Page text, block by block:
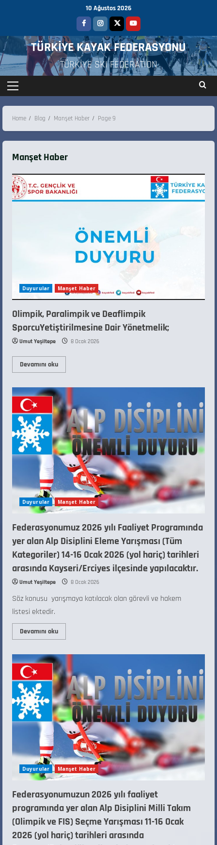
10 Ağustos 2026
TÜRKİYE KAYAK FEDERASYONU
TÜRKİYE SKI FEDERATION
Home Blog Manşet Haber Page 9
Manşet Haber
Duyurular Manşet Haber
Olimpik, Paralimpik ve Deaflimpik
SporcuYetiştirilmesine Dair Yönetmelik;
Umut Yeşiltepe 8 Ocak 2026
Devamını oku
Duyurular Manşet Haber
Federasyonumuz 2026 yılı Faaliyet Programında
yer alan Alp Disiplini Eleme Yarışması (Tüm
Kategoriler) 14-16 Ocak 2026 (yol hariç) tarihleri
arasında Kayseri/Erciyes ilçesinde yapılacaktır.
Umut Yeşiltepe 8 Ocak 2026
Söz konusu yarışmaya katılacak olan görevli ve hakem
listesi ektedir.
Devamını oku
Duyurular Manşet Haber
Federasyonumuzun 2026 yılı faaliyet
programında yer alan Alp Disiplini Milli Takım
(Olimpik ve FIS) Seçme Yarışması 11-16 Ocak
2026 (yol hariç) tarihleri arasında